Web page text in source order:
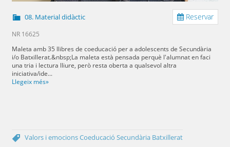
Reservar
08. Material didàctic
NR 16625
Maleta amb 35 llibres de coeducació per a adolescents de Secundària
i/o Batxillerat.&nbsp;La maleta està pensada perquè l'alumnat en faci
una tria i lectura lliure, però resta oberta a qualsevol altra
iniciativa/ide...
Llegeix més»
Valors i emocionsCoeducacióSecundària Batxillerat